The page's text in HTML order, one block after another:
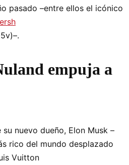
pasado –entre ellos el icónico
empuja a
nuevo dueño, Elon Musk –
rico del mundo desplazado
Vuitton